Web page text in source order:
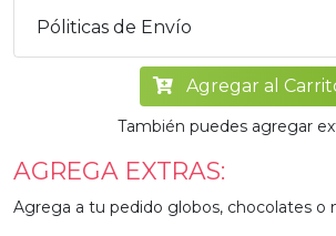
Póliticas de Envío
Agregar al
También puedes agregar
AGREGA EXTRAS:
Agrega a tu pedido globos, chocolates o